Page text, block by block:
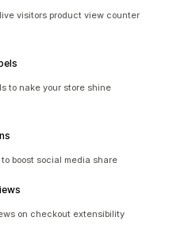
visitors product view counter
to nake your store shine
boost social media share
on checkout extensibility